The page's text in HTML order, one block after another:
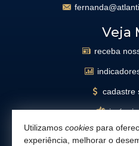
Veja
receba
cadastre
mapa
Utilizamos cookies para
experiência, melhorar o